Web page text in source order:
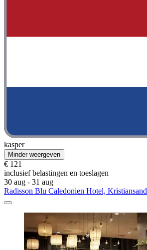
kasper
Minder weergeven
€ 121
inclusief belastingen en toeslagen
30 aug - 31 aug
Radisson Blu Caledonien Hotel, Kristiansand